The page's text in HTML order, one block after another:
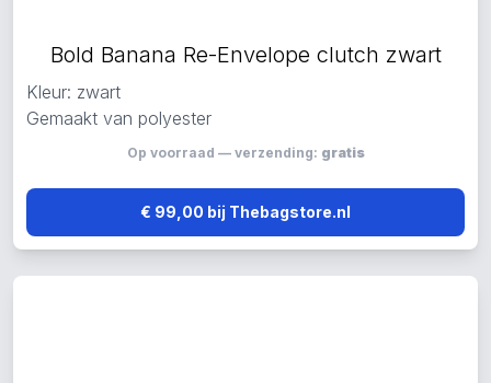
Bold Banana Re-Envelope clutch zwart
Kleur: zwart
Gemaakt van polyester
Op voorraad — verzending: gratis
€ 99,00 bij Thebagstore.nl